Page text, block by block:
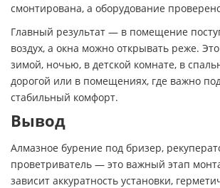
смонтирована, а оборудование
Главный результат — в помещение
воздух, а окна можно открывать реже.
зимой, ночью, в детской комнате, в
дорогой или в помещениях, где важно
стабильный комфорт.
Вывод
Алмазное бурение под бризер,
проветриватель — это важный этап
зависит аккуратность установки,